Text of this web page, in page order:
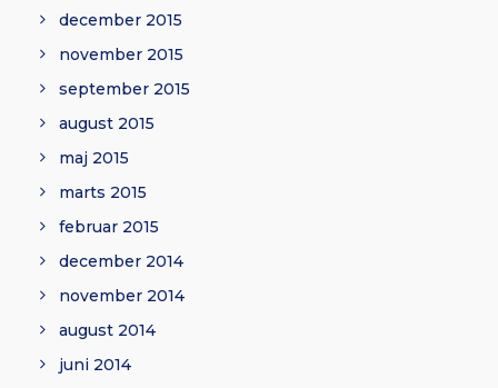
december 2015
november 2015
september 2015
august 2015
maj 2015
marts 2015
februar 2015
december 2014
november 2014
august 2014
juni 2014